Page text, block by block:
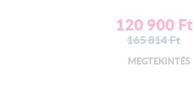
120 900 Ft
165 814Ft
MEGTEKINTÉS